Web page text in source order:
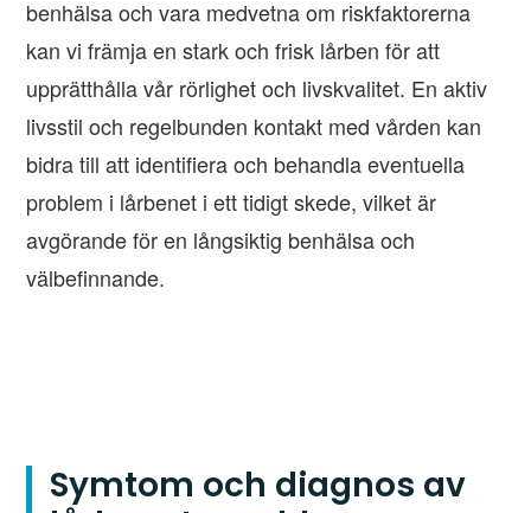
benhälsa och vara medvetna om riskfaktorerna
kan vi främja en stark och frisk lårben för att
upprätthålla vår rörlighet och livskvalitet. En aktiv
livsstil och regelbunden kontakt med vården kan
bidra till att identifiera och behandla eventuella
problem i lårbenet i ett tidigt skede, vilket är
avgörande för en långsiktig benhälsa och
välbefinnande.
Symtom och diagnos av